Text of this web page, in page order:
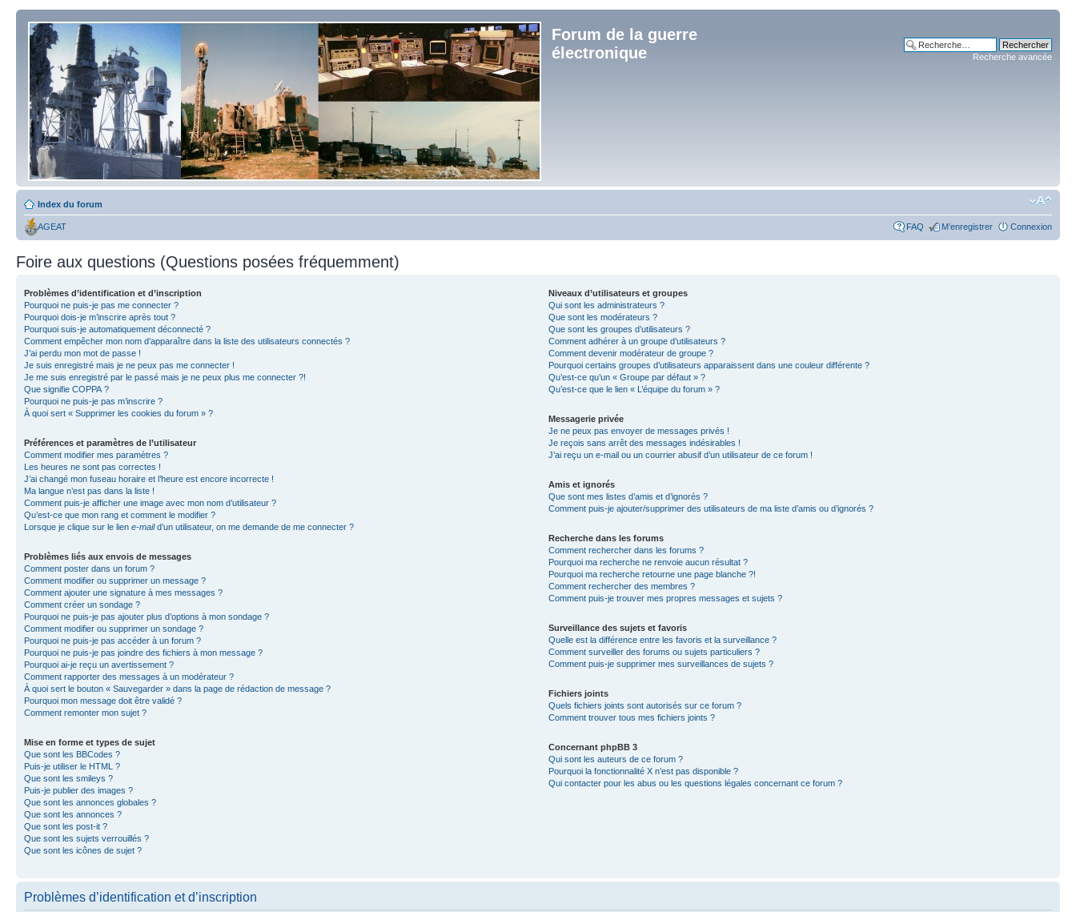
Forum de la guerre
électronique
Recherche avancée
Index du forum
AGEAT FAQ M’enregistrer Connexion
Foire aux questions (Questions posées fréquemment)
Problèmes d’identification et d’inscription
Pourquoi ne puis-je pas me connecter ?
Pourquoi dois-je m’inscrire après tout ?
Pourquoi suis-je automatiquement déconnecté ?
Comment empêcher mon nom d’apparaître dans la liste des utilisateurs connectés ?
J’ai perdu mon mot de passe !
Je suis enregistré mais je ne peux pas me connecter !
Je me suis enregistré par le passé mais je ne peux plus me connecter ?!
Que signifie COPPA ?
Pourquoi ne puis-je pas m’inscrire ?
À quoi sert « Supprimer les cookies du forum » ?
Préférences et paramètres de l’utilisateur
Comment modifier mes paramètres ?
Les heures ne sont pas correctes !
J’ai changé mon fuseau horaire et l’heure est encore incorrecte !
Ma langue n’est pas dans la liste !
Comment puis-je afficher une image avec mon nom d’utilisateur ?
Qu’est-ce que mon rang et comment le modifier ?
Lorsque je clique sur le lien e-maild’un utilisateur, on me demande de me connecter ?
Problèmes liés aux envois de messages
Comment poster dans un forum ?
Comment modifier ou supprimer un message ?
Comment ajouter une signature à mes messages ?
Comment créer un sondage ?
Pourquoi ne puis-je pas ajouter plus d’options à mon sondage ?
Comment modifier ou supprimer un sondage ?
Pourquoi ne puis-je pas accéder à un forum ?
Pourquoi ne puis-je pas joindre des fichiers à mon message ?
Pourquoi ai-je reçu un avertissement ?
Comment rapporter des messages à un modérateur ?
À quoi sert le bouton « Sauvegarder » dans la page de rédaction de message ?
Pourquoi mon message doit être validé ?
Comment remonter mon sujet ?
Mise en forme et types de sujet
Que sont les BBCodes ?
Puis-je utiliser le HTML ?
Que sont les smileys ?
Puis-je publier des images ?
Que sont les annonces globales ?
Que sont les annonces ?
Que sont les post-it ?
Que sont les sujets verrouillés ?
Que sont les icônes de sujet ?
Niveaux d’utilisateurs et groupes
Qui sont les administrateurs ?
Que sont les modérateurs ?
Que sont les groupes d’utilisateurs ?
Comment adhérer à un groupe d’utilisateurs ?
Comment devenir modérateur de groupe ?
Pourquoi certains groupes d’utilisateurs apparaissent dans une couleur différente ?
Qu’est-ce qu’un « Groupe par défaut » ?
Qu’est-ce que le lien « L’équipe du forum » ?
Messagerie privée
Je ne peux pas envoyer de messages privés !
Je reçois sans arrêt des messages indésirables !
J’ai reçu un e-mail ou un courrier abusif d’un utilisateur de ce forum !
Amis et ignorés
Que sont mes listes d’amis et d’ignorés ?
Comment puis-je ajouter/supprimer des utilisateurs de ma liste d’amis ou d’ignorés ?
Recherche dans les forums
Comment rechercher dans les forums ?
Pourquoi ma recherche ne renvoie aucun résultat ?
Pourquoi ma recherche retourne une page blanche ?!
Comment rechercher des membres ?
Comment puis-je trouver mes propres messages et sujets ?
Surveillance des sujets et favoris
Quelle est la différence entre les favoris et la surveillance ?
Comment surveiller des forums ou sujets particuliers ?
Comment puis-je supprimer mes surveillances de sujets ?
Fichiers joints
Quels fichiers joints sont autorisés sur ce forum ?
Comment trouver tous mes fichiers joints ?
Concernant phpBB 3
Qui sont les auteurs de ce forum ?
Pourquoi la fonctionnalité X n’est pas disponible ?
Qui contacter pour les abus ou les questions légales concernant ce forum ?
Problèmes d’identification et d’inscription